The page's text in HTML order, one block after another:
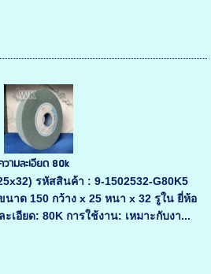
ามละเอียด 80k
รหัสสินค้า : 9-1502532-G80K5
นาด 150 กว้าง x 25 หนา x 32 รูใน ยี่ห้อ
เอียด: 80K การใช้งาน: เหมาะกับงา...